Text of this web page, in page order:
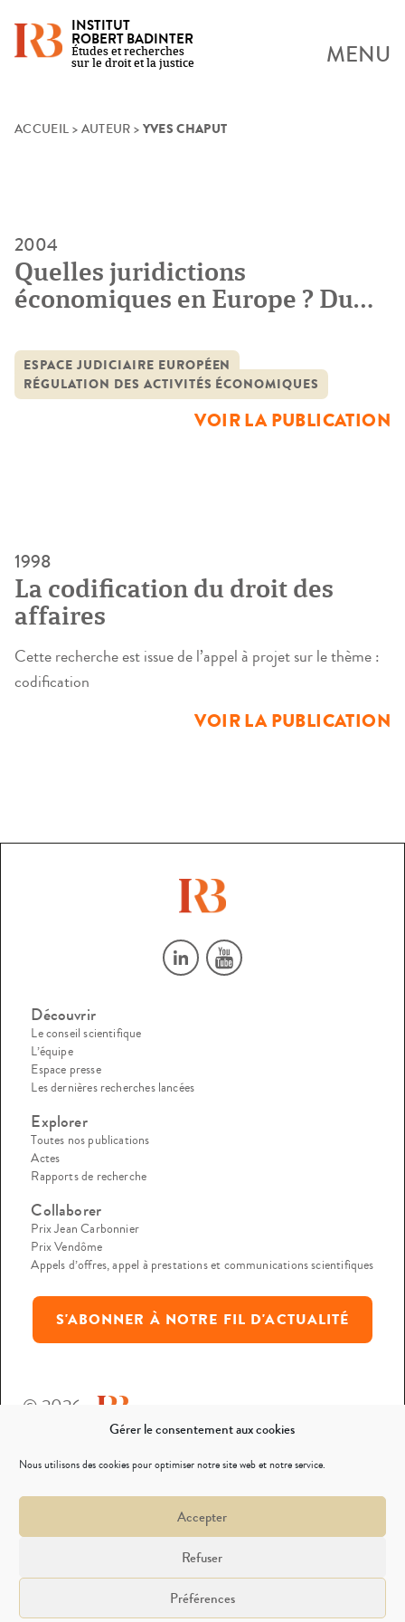
Gérer le consentement aux cookies
Nous utilisons des cookies pour optimiser notre site web et notre service.
Accepter
Refuser
Préférences
Skip
INSTITUT
ROBERT BADINTER
Études et recherches
sur le droit et la justice
MENU
ACCUEIL > AUTEUR > YVES CHAPUT
2004
Quelles juridictions
économiques en Europe ? Du
européen ?
ESPACE JUDICIAIRE EUROPÉEN
RÉGULATION DES ACTIVITÉS ÉCONOMIQUES
VOIR LA PUBLICATION
1998
La codification du droit des
affaires
Cette recherche est issue de l’appel à projet sur le thème :
codification
VOIR LA PUBLICATION
Découvrir
Le conseil scientifique
L’équipe
Espace presse
Les dernières recherches lancées
Explorer
Toutes nos publications
Actes
Rapports de recherche
Collaborer
Prix Jean Carbonnier
Prix Vendôme
Appels d’offres, appel à prestations et communications scientifiques
S'ABONNER À NOTRE FIL D'ACTUALITÉ
© 2026